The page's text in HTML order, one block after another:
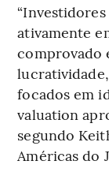
ativamente
comprovado
focados em
valuation
segundo
Américas do